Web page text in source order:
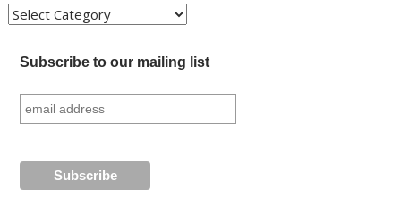
Kategori
Subscribe to our mailing list